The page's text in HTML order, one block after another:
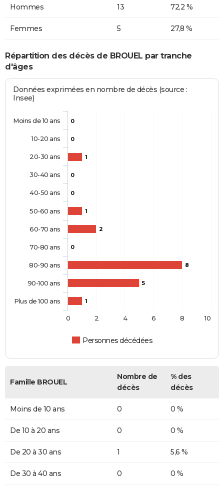
Hommes 13 72,2 %
Femmes 5 27,8 %
Répartition des décès de BROUEL par tranche
d'âges
Données exprimées en nombre de décès (source :
Insee)
0
0
1
0
0
1
2
0
8
5
1
Personnes décédées
Moins de 10 ans
10-20 ans
20-30 ans
30-40 ans
40-50 ans
50-60 ans
60-70 ans
70-80 ans
80-90 ans
90-100 ans
Plus de 100 ans
0 2 4 6 8 10
Famille BROUEL
Nombre de
décès
% des
décès
Moins de 10 ans 0 0 %
De 10 à 20 ans 0 0 %
De 20 à 30 ans 1 5,6 %
De 30 à 40 ans 0 0 %